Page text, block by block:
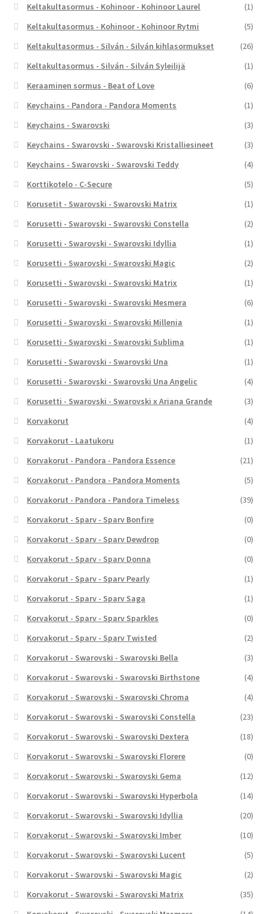
Keltakultasormus - Kohinoor - Kohinoor Laurel
(1)
Keltakultasormus - Kohinoor - Kohinoor Rytmi
(5)
Keltakultasormus - Silván - Silván kihlasormukset
(26)
Keltakultasormus - Silván - Silván Syleilijä
(1)
Keraaminen sormus - Beat of Love
(6)
Keychains - Pandora - Pandora Moments
(1)
Keychains - Swarovski
(3)
Keychains - Swarovski - Swarovski Kristalliesineet
(3)
Keychains - Swarovski - Swarovski Teddy
(4)
Korttikotelo - C-Secure
(5)
Korusetit - Swarovski - Swarovski Matrix
(1)
Korusetti - Swarovski - Swarovski Constella
(2)
Korusetti - Swarovski - Swarovski Idyllia
(1)
Korusetti - Swarovski - Swarovski Magic
(2)
Korusetti - Swarovski - Swarovski Matrix
(1)
Korusetti - Swarovski - Swarovski Mesmera
(6)
Korusetti - Swarovski - Swarovski Millenia
(1)
Korusetti - Swarovski - Swarovski Sublima
(1)
Korusetti - Swarovski - Swarovski Una
(1)
Korusetti - Swarovski - Swarovski Una Angelic
(4)
Korusetti - Swarovski - Swarovski x Ariana Grande
(3)
Korvakorut
(4)
Korvakorut - Laatukoru
(1)
Korvakorut - Pandora - Pandora Essence
(21)
Korvakorut - Pandora - Pandora Moments
(5)
Korvakorut - Pandora - Pandora Timeless
(39)
Korvakorut - Sparv - Sparv Bonfire
(0)
Korvakorut - Sparv - Sparv Dewdrop
(0)
Korvakorut - Sparv - Sparv Donna
(0)
Korvakorut - Sparv - Sparv Pearly
(1)
Korvakorut - Sparv - Sparv Saga
(1)
Korvakorut - Sparv - Sparv Sparkles
(0)
Korvakorut - Sparv - Sparv Twisted
(2)
Korvakorut - Swarovski - Swarovski Bella
(3)
Korvakorut - Swarovski - Swarovski Birthstone
(4)
Korvakorut - Swarovski - Swarovski Chroma
(4)
Korvakorut - Swarovski - Swarovski Constella
(23)
Korvakorut - Swarovski - Swarovski Dextera
(18)
Korvakorut - Swarovski - Swarovski Florere
(0)
Korvakorut - Swarovski - Swarovski Gema
(12)
Korvakorut - Swarovski - Swarovski Hyperbola
(14)
Korvakorut - Swarovski - Swarovski Idyllia
(20)
Korvakorut - Swarovski - Swarovski Imber
(10)
Korvakorut - Swarovski - Swarovski Lucent
(5)
Korvakorut - Swarovski - Swarovski Magic
(2)
Korvakorut - Swarovski - Swarovski Matrix
(35)